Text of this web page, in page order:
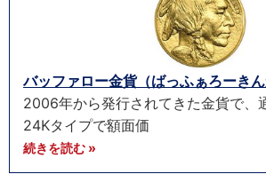
バッファロー金貨（ばっふぁろーき
2006年から発行されてきた金貨で、
24Kタイプで額面価
続きを読む »